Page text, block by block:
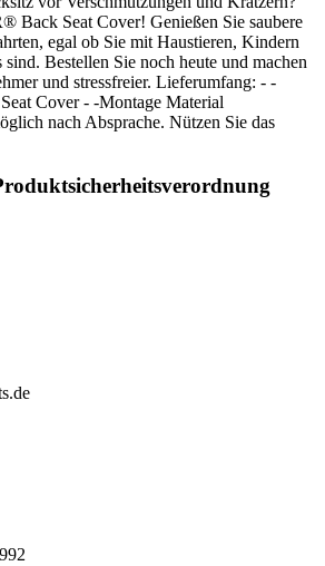
Back Seat Cover! Genießen Sie saubere
egal ob Sie mit Haustieren, Kindern
Bestellen Sie noch heute und machen
und stressfreier. Lieferumfang: - -
Cover - -Montage Material
nach Absprache. Nützen Sie das